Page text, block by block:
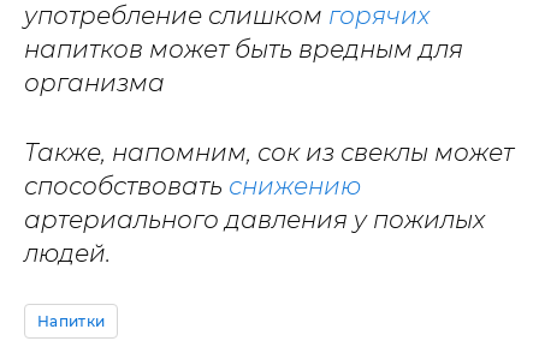
употребление слишком горячих
напитков может быть вредным для
организма
Также, напомним, сок из свеклы может
способствовать снижению
артериального давления у пожилых
людей.
Напитки